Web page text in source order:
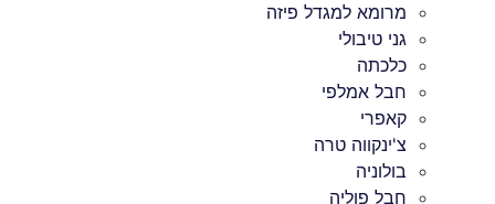
מרומא למגדל פיזה
גני טיבולי
כלכתה
חבל אמלפי
קאפרי
צ'ינקווה טרה
בולוניה
חבל פוליה